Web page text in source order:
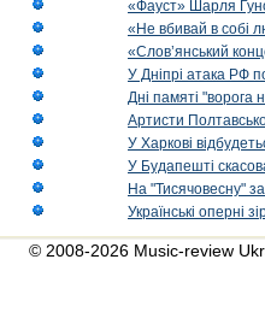
«Фауст» Шарля
«Не вбивай в собі
«Слов’янський
У Дніпрі атака РФ
Дні памяті "ворога
Артисти
У Харкові
У Будапешті
На "Тисячовесну"
Українські оперні
© 2008-2026 Music-review